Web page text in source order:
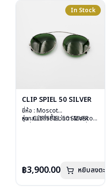
In Stock
CLIP SPIEL 50 SILVER
ยี่ห้อ : Moscot
รุ่น : CLIP SPIEL 50 SILVER
การรับประกัน : 1 ปี
หากสนใจสั่งชื้อแว่นตา Moscot
฿3,900.00 หยิบลงตะกร้า